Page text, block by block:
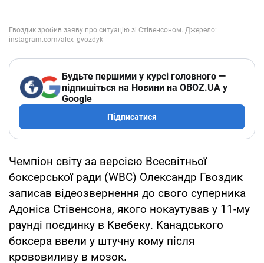
Будьте першими у курсі головного —
підпишіться на Новини на OBOZ.UA у
Google
Підписатися
Чемпіон світу за версією Всесвітньої
боксерської ради (WBC) Олександр Гвоздик
записав відеозвернення до свого суперника
Адоніса Стівенсона, якого нокаутував у 11-му
раунді поєдинку в Квебеку. Канадського
боксера ввели у штучну кому після
крововиливу в мозок.